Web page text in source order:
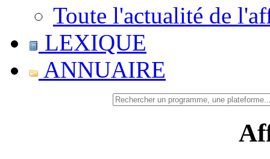
Toute l'actualité de
LEXIQUE
ANNUAIRE